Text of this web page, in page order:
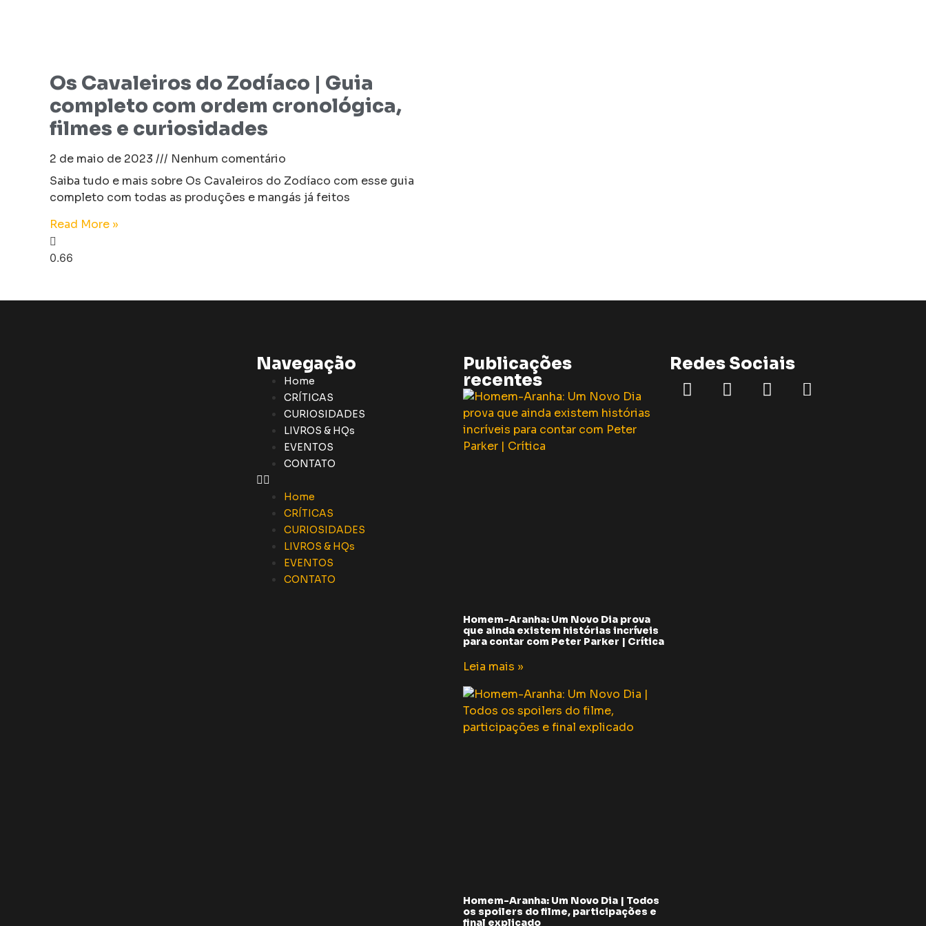
Os Cavaleiros do Zodíaco | Guia
completo com ordem cronológica,
filmes e curiosidades
2 de maio de 2023
Nenhum comentário
Saiba tudo e mais sobre Os Cavaleiros do Zodíaco com esse guia
completo com todas as produções e mangás já feitos
Read More »
Navegação
Home
CRÍTICAS
CURIOSIDADES
LIVROS & HQs
EVENTOS
CONTATO
Home
CRÍTICAS
CURIOSIDADES
LIVROS & HQs
EVENTOS
CONTATO
Publicações
recentes
Homem-Aranha: Um Novo Dia prova
que ainda existem histórias incríveis
para contar com Peter Parker | Crítica
Leia mais »
Homem-Aranha: Um Novo Dia | Todos
os spoilers do filme, participações e
final explicado
Redes Sociais